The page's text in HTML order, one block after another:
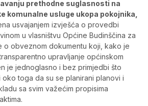
prethodne suglasnosti na
komunalne usluge ukopa pokojnika,
usvajanjem izvješća o provedbi
u vlasništvu Općine Budinščina za
o obveznom dokumentu koji, kako je
upravljanje općinskom
je jednoglasno i bez primjedbi što
oko toga da su se planirani planovi i
sa svim važećim propisima